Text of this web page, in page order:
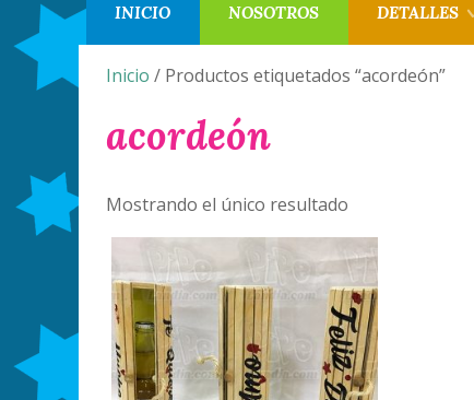
INICIO NOSOTROS DETALLES
Inicio / Productos etiquetados “acordeón”
acordeón
Mostrando el único resultado